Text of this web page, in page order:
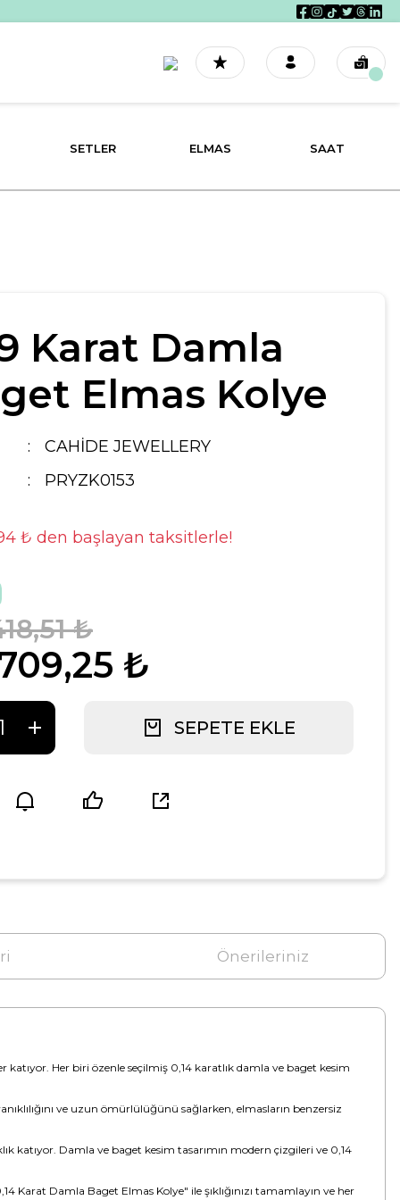
SETLER ELMAS SAAT
Karat Damla
Elmas Kolye
CAHİDE JEWELLERY
PRYZK0153
₺ den başlayan taksitlerle!
₺
₺
SEPETE EKLE
Önerileriniz
katıyor. Her biri özenle seçilmiş 0,14 karatlık damla ve baget kesim
ve uzun ömürlülüğünü sağlarken, elmasların benzersiz
katıyor. Damla ve baget kesim tasarımın modern çizgileri ve 0,14
Karat Damla Baget Elmas Kolye" ile şıklığınızı tamamlayın ve her